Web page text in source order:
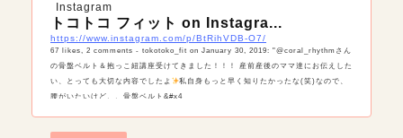
Instagram
トコトコ フィット on Instagra...
https://www.instagram.com/p/BtRihVDB-O7/
67 likes, 2 comments - tokotoko_fit on January 30, 2019: "@coral_rhythmさん
の骨盤ベルト＆抱っこ紐講座受けてきました！！！ 産前産後のママ達にお伝えした
い、とっても大切な内容でしたよ
私自身もっと早く知りたかったな(笑)なので、
腰がいたいけど、、骨盤ベルト&#x4